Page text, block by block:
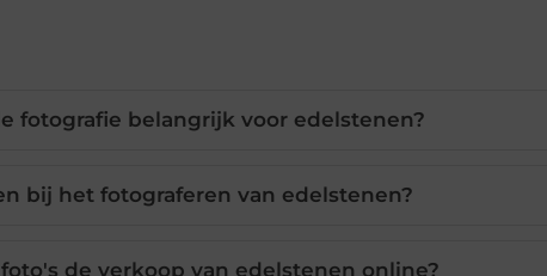
fotografie belangrijk voor edelstenen?
bij het fotograferen van edelstenen?
de verkoop van edelstenen online?